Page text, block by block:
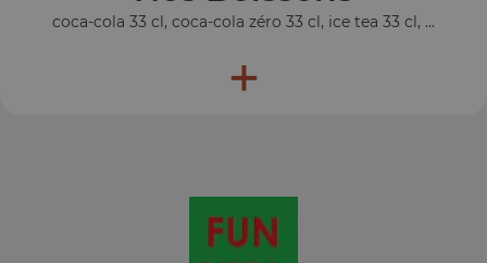
coca-cola 33 cl, coca-cola zéro 33 cl, ice tea 33 cl, ...
+